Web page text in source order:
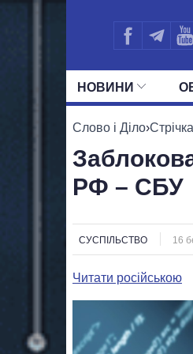
НОВИНИ
Слово і Діло›
РФ – СБУ
СУСПІЛЬСТВО 16
Читати російською